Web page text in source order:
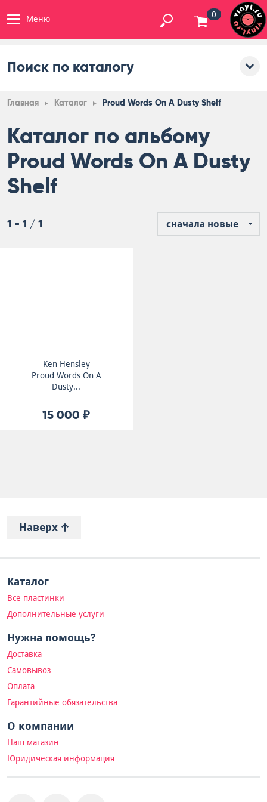
Меню 0
Поиск по каталогу
Главная Каталог Proud Words On A Dusty Shelf
Каталог по альбому
Proud Words On A Dusty
Shelf
1 - 1 / 1 сначала новые
Ken Hensley
Proud Words On A
Dusty...
15 000 ₽
Наверх
Каталог
Все пластинки
Дополнительные услуги
Нужна помощь?
Доставка
Самовывоз
Оплата
Гарантийные обязательства
О компании
Наш магазин
Юридическая информация